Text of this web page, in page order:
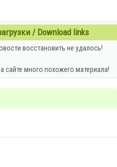
/ Download links
восстановить не удалось!
сайте много похожего материала!